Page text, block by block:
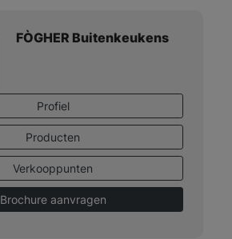
FÒGHER Buitenkeukens
Profiel
Producten
Verkooppunten
Brochure aanvragen